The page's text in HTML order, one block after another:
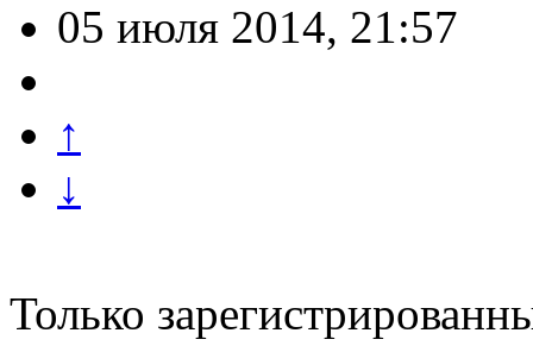
05 июля 2014, 21:57
↑
↓
Только